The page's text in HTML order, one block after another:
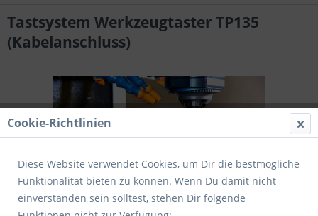
Tastsystem Werkzeugtaster TP135
(Kabelanschluss)
Cookie-Richtlinien
Diese Website verwendet Cookies, um Dir die bestmögliche
Funktionalität bieten zu können. Wenn Du damit nicht
einverstanden sein solltest, stehen Dir folgende